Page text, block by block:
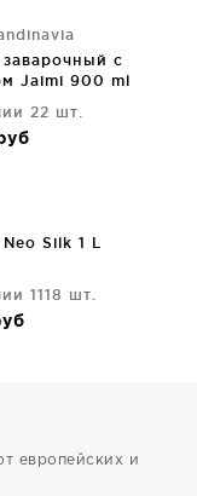
с
Jaimi 900 ml
22 шт.
Silk 1 L
1118 шт.
европейских и